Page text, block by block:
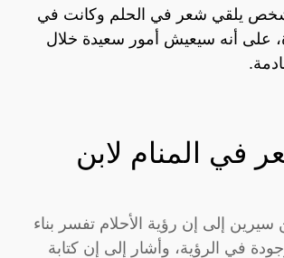
يلقي شعر في الحلم وكانت في
على أنه سيعيش أمور سعيدة خلال
في المنام لابن
إلى إن رؤية الأحلام تفسر بناء
في الرؤية، وأشار إلى إن كتابة